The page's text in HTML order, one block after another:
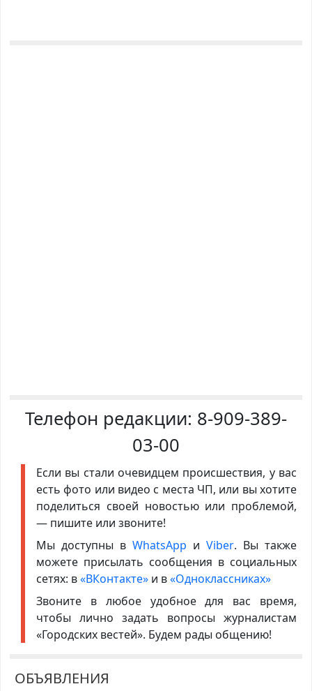
Телефон редакции: 8-909-389-
03-00
Если вы стали очевидцем происшествия, у вас
есть фото или видео с места ЧП, или вы хотите
поделиться своей новостью или проблемой,
— пишите или звоните!
Мы доступны в WhatsApp иViber. Вы также
можете присылать сообщения в социальных
сетях: в«ВКонтакте»и в«Одноклассниках»
Звоните в любое удобное для вас время,
чтобы лично задать вопросы журналистам
«Городских вестей». Будем рады общению!
ОБЪЯВЛЕНИЯ